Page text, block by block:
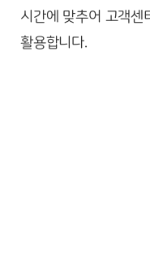
시간에 맞추어 고객센
활용합니다.